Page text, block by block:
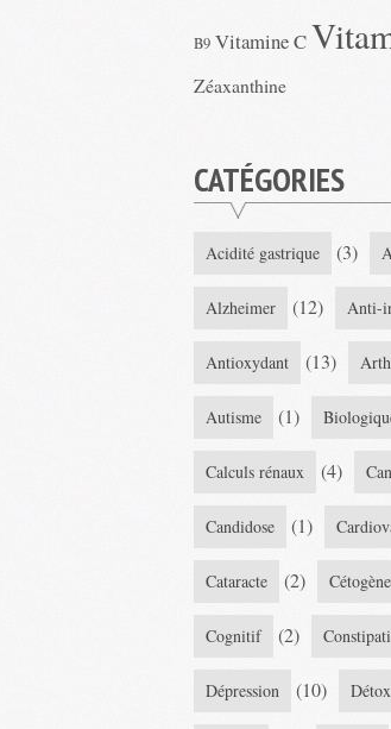
B9 Vitamine C
Zéaxanthine
CATÉGORIES
Acidité gastrique (3)
Alzheimer (12) Anti-
Antioxydant (13)
Autisme (1)
Calculs rénaux (4)
Candidose (1)
Cataracte (2) Cétogène
Cognitif (2)
Dépression (10)